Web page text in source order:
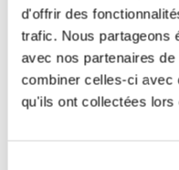
d'offrir des
trafic. Nous partageons
avec nos partenaires
combiner celles-ci avec
qu'ils ont collectées
Sacs
disponibles